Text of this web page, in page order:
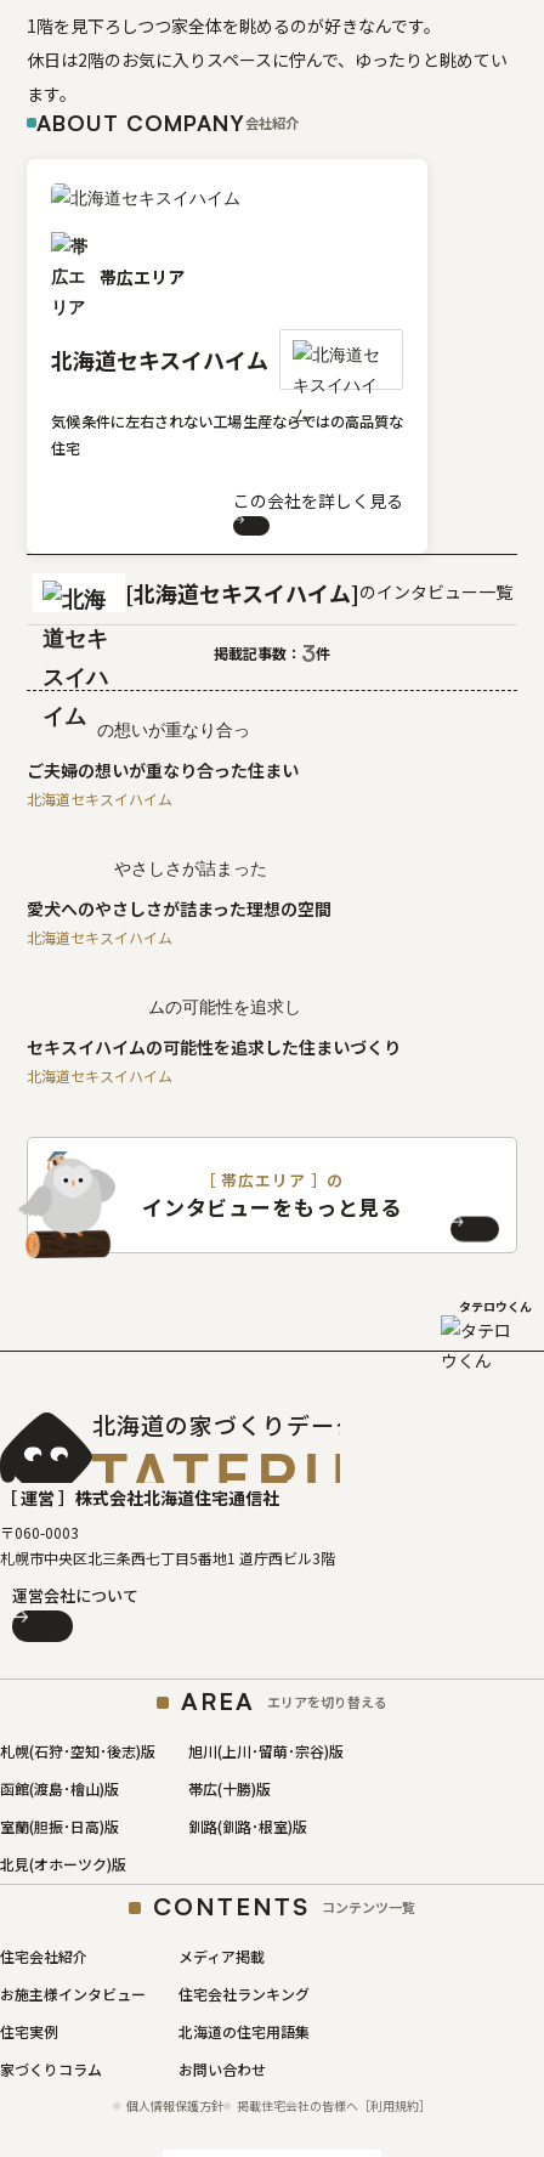
1階を見下ろしつつ家全体を眺めるのが好きなんです。
休日は2階のお気に入りスペースに佇んで、ゆったりと眺めてい
ます。
ABOUT COMPANY会社紹介
帯広エリア
北海道セキスイハイム
気候条件に左右されない工場生産ならではの高品質な
住宅
この会社を詳しく見る
北海道セキスイハイム のインタビュー一覧
掲載記事数： 3件
ご夫婦の想いが重なり合った住まい
北海道セキスイハイム
愛犬へのやさしさが詰まった理想の空間
北海道セキスイハイム
セキスイハイムの可能性を追求した住まいづくり
北海道セキスイハイム
［ 帯広エリア ］の
インタビューをもっと見る
タテロウくん
北海道の家づくりデータベース
［ 運営 ］ 株式会社北海道住宅通信社
〒060-0003
札幌市中央区北三条西七丁目5番地1 道庁西ビル3階
運営会社について
AREA エリアを切り替える
札幌(石狩･空知･後志)版
旭川(上川･留萌･宗谷)版
函館(渡島･檜山)版
帯広(十勝)版
室蘭(胆振･日高)版
釧路(釧路･根室)版
北見(オホーツク)版
CONTENTS コンテンツ一覧
住宅会社紹介
メディア掲載
お施主様インタビュー
住宅会社ランキング
住宅実例
北海道の住宅用語集
家づくりコラム
お問い合わせ
個人情報保護方針 掲載住宅会社の皆様へ［利用規約］